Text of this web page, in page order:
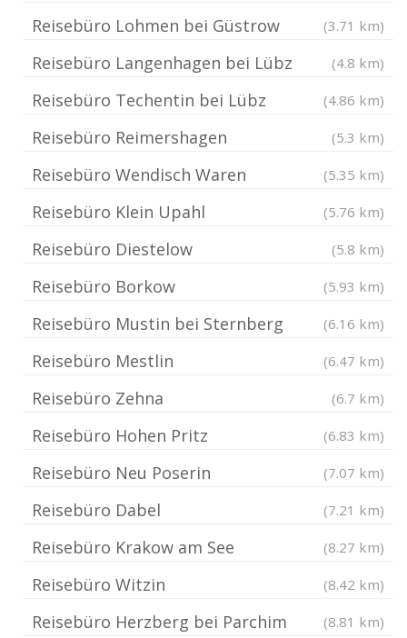
Reisebüro Lohmen bei Güstrow (3.71 km)
Reisebüro Langenhagen bei Lübz (4.8 km)
Reisebüro Techentin bei Lübz (4.86 km)
Reisebüro Reimershagen (5.3 km)
Reisebüro Wendisch Waren (5.35 km)
Reisebüro Klein Upahl (5.76 km)
Reisebüro Diestelow (5.8 km)
Reisebüro Borkow (5.93 km)
Reisebüro Mustin bei Sternberg (6.16 km)
Reisebüro Mestlin (6.47 km)
Reisebüro Zehna (6.7 km)
Reisebüro Hohen Pritz (6.83 km)
Reisebüro Neu Poserin (7.07 km)
Reisebüro Dabel (7.21 km)
Reisebüro Krakow am See (8.27 km)
Reisebüro Witzin (8.42 km)
Reisebüro Herzberg bei Parchim (8.81 km)